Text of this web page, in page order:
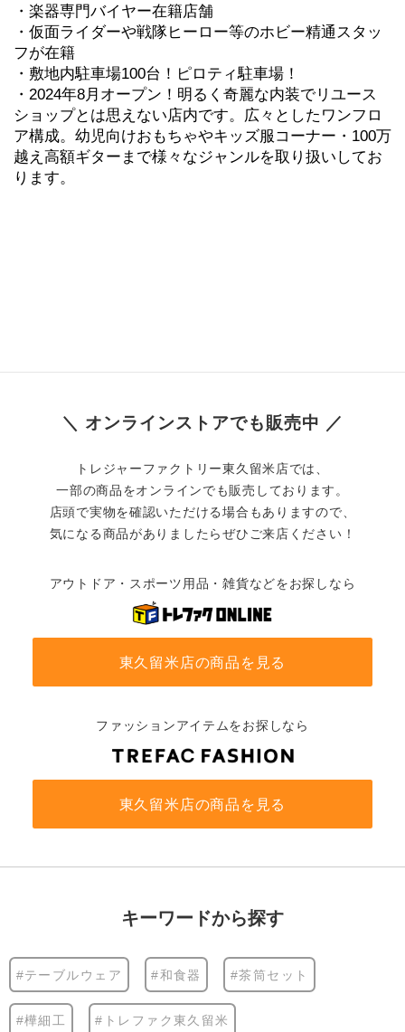
・楽器専門バイヤー在籍店舗
・仮面ライダーや戦隊ヒーロー等のホビー精通スタッ
フが在籍
・敷地内駐車場100台！ピロティ駐車場！
・2024年8月オープン！明るく奇麗な内装でリユース
ショップとは思えない店内です。広々としたワンフロ
ア構成。幼児向けおもちゃやキッズ服コーナー・100万
越え高額ギターまで様々なジャンルを取り扱いしてお
ります。
＼ オンラインストアでも販売中 ／
トレジャーファクトリー東久留米店では、
一部の商品をオンラインでも販売しております。
店頭で実物を確認いただける場合もありますので、
気になる商品がありましたらぜひご来店ください！
アウトドア・スポーツ用品・雑貨などをお探しなら
東久留米店の商品を見る
ファッションアイテムをお探しなら
東久留米店の商品を見る
キーワードから探す
#テーブルウェア #和食器 #茶筒セット
#樺細工 #トレファク東久留米